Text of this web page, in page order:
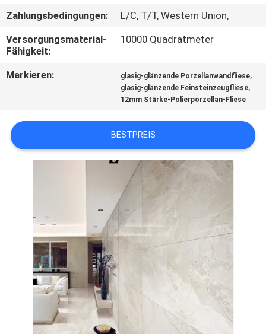
UNS
BITTE UM
EIN
SITEMAP
DATENSCHUTZRICHTLINIE
Zahlungsbedingungen:
L/C, T/T, Western Union,
Versorgungsmaterial-
Fähigkeit:
10000 Quadratmeter
Markieren: glasig-glänzende Porzellanwandfliese,
glasig-glänzende Feinsteinzeugfliese,
12mm Stärke-Polierporzellan-Fliese
BESTPREIS